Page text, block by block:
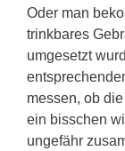
Oder man
trinkbares
umgesetzt
messen, ob
ein bisschen
ungefähr